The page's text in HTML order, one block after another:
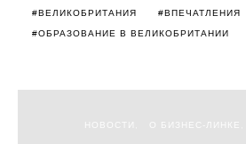
ВЕЛИКОБРИТАНИЯ ВПЕЧАТЛЕНИЯ
ОБРАЗОВАНИЕ В ВЕЛИКОБРИТАНИИ
НОВОСТИ О БИЗНЕС-ЛИНКЕ